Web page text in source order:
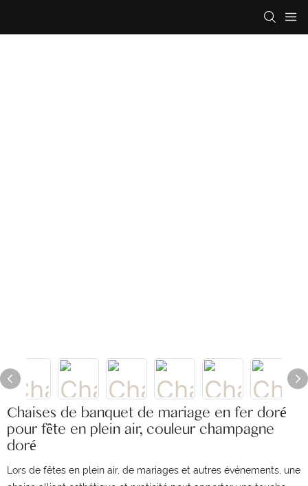
Chaises de banquet de mariage en fer doré
pour fête en plein air, couleur champagne
doré
Lors de fêtes en plein air, de mariages et autres événements, une